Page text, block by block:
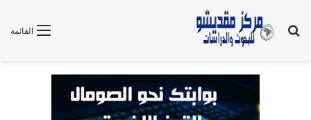
القائمة
بحث